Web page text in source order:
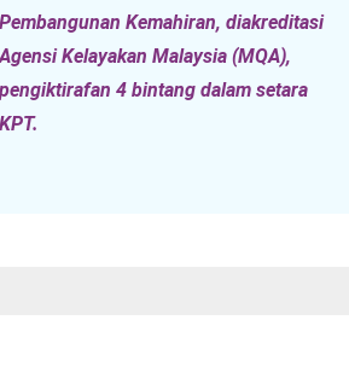
Pembangunan Kemahiran, diakreditasi
Agensi Kelayakan Malaysia (MQA),
pengiktirafan 4 bintang dalam setara
KPT.